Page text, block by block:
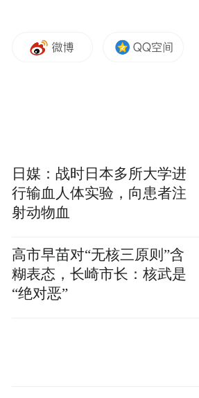
日媒：战时日本多所大学进
行输血人体实验，向患者注
射动物血
高市早苗对“无核三原则”含
糊表态，长崎市长：核武是
“绝对恶”